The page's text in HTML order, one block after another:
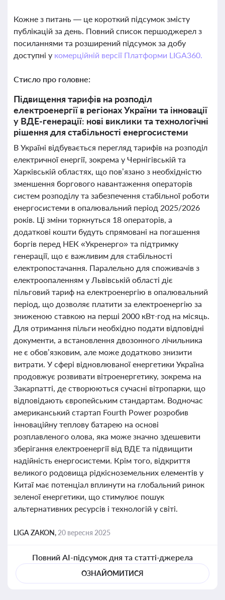
Кожне з питань — це короткий підсумок змісту
публікацій за день. Повний список першоджерел з
посиланнями та розширений підсумок за добу
доступні у комерційній версії Платформи LIGA360.
Стисло про головне:
Підвищення тарифів на розподіл
електроенергії в регіонах України та інновації
у ВДЕ-генерації: нові виклики та технологічні
рішення для стабільності енергосистеми
В Україні відбувається перегляд тарифів на розподіл
електричної енергії, зокрема у Чернігівській та
Харківській областях, що пов’язано з необхідністю
зменшення боргового навантаження операторів
систем розподілу та забезпечення стабільної роботи
енергосистеми в опалювальний період 2025/2026
років. Ці зміни торкнуться 18 операторів, а
додаткові кошти будуть спрямовані на погашення
боргів перед НЕК «Укренерго» та підтримку
генерації, що є важливим для стабільності
електропостачання. Паралельно для споживачів з
електроопаленням у Львівській області діє
пільговий тариф на електроенергію в опалювальний
період, що дозволяє платити за електроенергію за
зниженою ставкою на перші 2000 кВт·год на місяць.
Для отримання пільги необхідно подати відповідні
документи, а встановлення двозонного лічильника
не є обов’язковим, але може додатково знизити
витрати. У сфері відновлюваної енергетики Україна
продовжує розвивати вітроенергетику, зокрема на
Закарпатті, де створюються сучасні вітропарки, що
відповідають європейським стандартам. Водночас
американський стартап Fourth Power розробив
інноваційну теплову батарею на основі
розплавленого олова, яка може значно здешевити
зберігання електроенергії від ВДЕ та підвищити
надійність енергосистеми. Крім того, відкриття
великого родовища рідкісноземельних елементів у
Китаї має потенціал вплинути на глобальний ринок
зеленої енергетики, що стимулює пошук
альтернативних ресурсів і технологій у світі.
LIGA ZAKON, 20 вересня 2025
Повний AI-підсумок дня та статті-джерела
ОЗНАЙОМИТИСЯ